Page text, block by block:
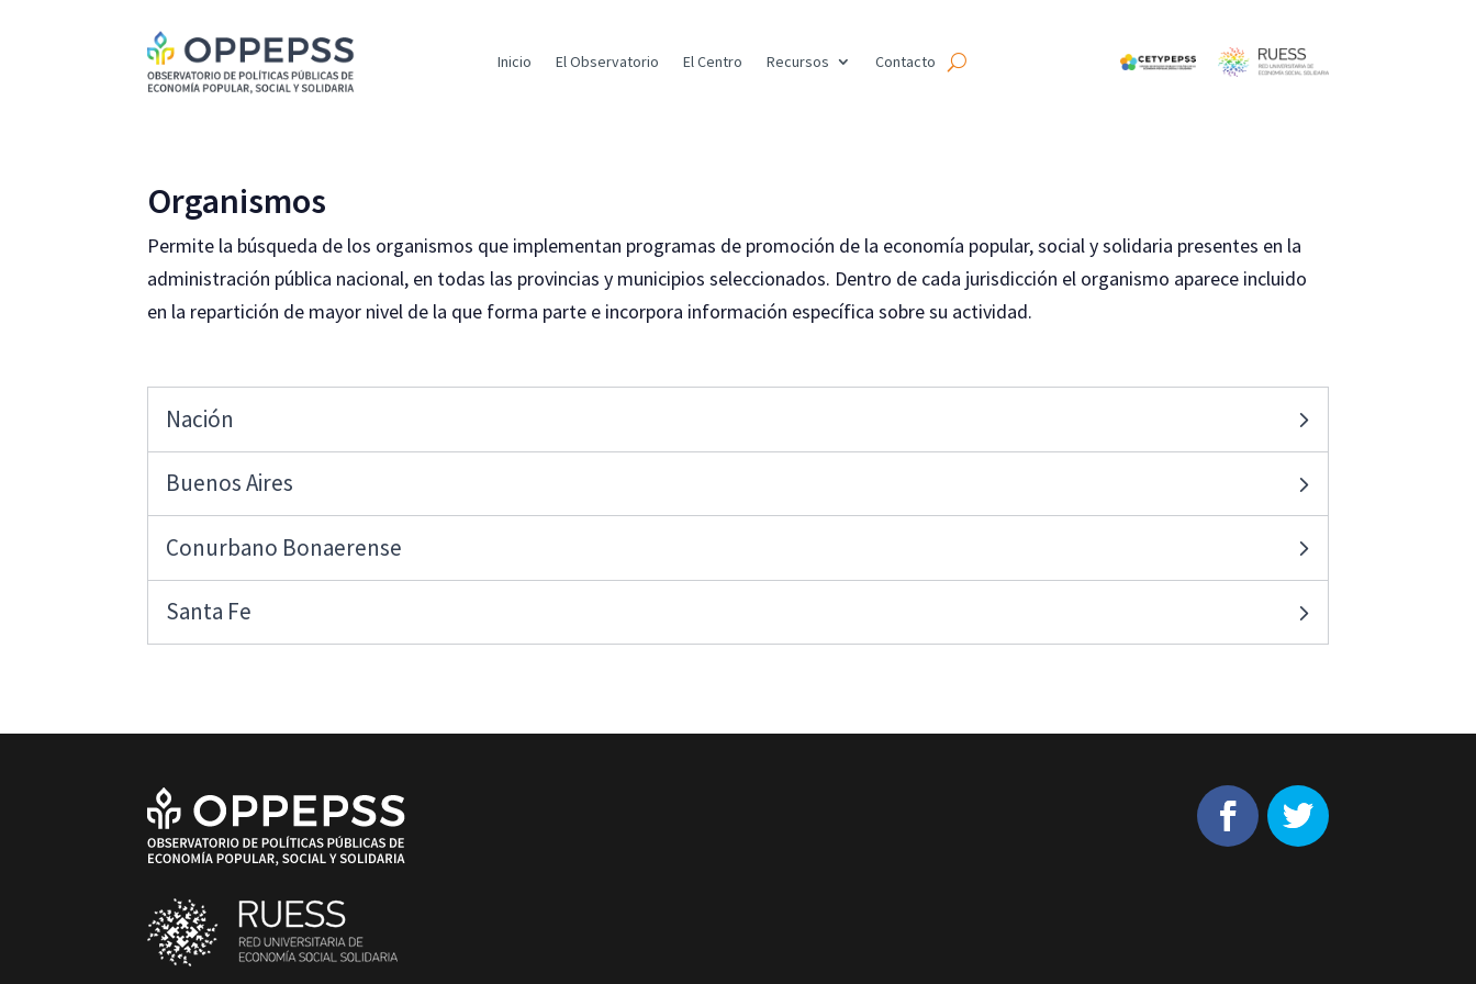
Inicio El Observatorio El Centro Recursos Contacto
Organismos
Permite la búsqueda de los organismos que implementan programas de promoción de la economía popular, social y solidaria presentes en la
administración pública nacional, en todas las provincias y municipios seleccionados. Dentro de cada jurisdicción el organismo aparece incluido
en la repartición de mayor nivel de la que forma parte e incorpora información específica sobre su actividad.
Nación
Buenos Aires
Conurbano Bonaerense
Santa Fe